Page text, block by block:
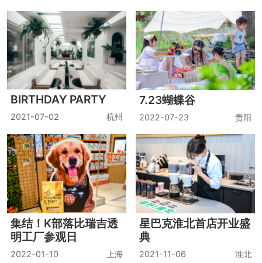
BIRTHDAY PARTY
2021-07-02 杭州
7.23蝴蝶谷
2022-07-23 贵阳
集结！K部落比瑞吉透
明工厂参观日
2022-01-10 上海
星巴克淮北首店开业盛
典
2021-11-06 淮北